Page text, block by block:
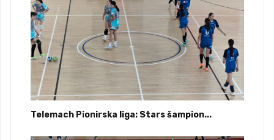
Telemach Pionirska liga: Stars šampion...